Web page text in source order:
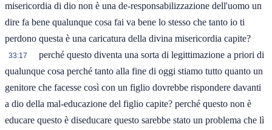
misericordia di dio non è una de-responsabilizzazione dell'uomo un
dire fa bene qualunque cosa fai va bene lo stesso che tanto io ti
perdono questa è una caricatura della divina misericordia capite?
33:17
perché questo diventa una sorta di legittimazione a priori di
qualunque cosa perché tanto alla fine di oggi stiamo tutto quanto un
genitore che facesse così con un figlio dovrebbe rispondere davanti
a dio della mal-educazione del figlio capite? perché questo non è
educare questo è diseducare questo sarebbe stato un problema che lì